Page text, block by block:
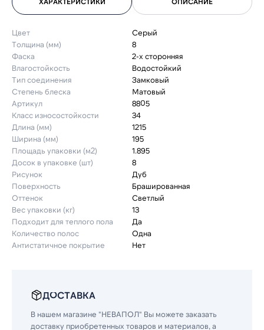
Цвет
Серый
Толщина (мм)
8
Фаска
2-х сторонняя
Влагостойкость
Водостойкий
Тип соединения
Замковый
Степень блеска
Матовый
Артикул
8805
Класс износостойкости
34
Длина (мм)
1215
Ширина (мм)
195
Площадь упаковки (м2)
1.895
Досок в упаковке (шт)
8
Рисунок
Дуб
Поверхность
Брашированная
Оттенок
Светлый
Вес упаковки (кг)
13
Подходит для теплого пола
Да
Количество полос
Одна
Антистатичное покрытие
Нет
ДОСТАВКА
В нашем магазине "НЕВАПОЛ" Вы можете заказать
доставку приобретенных товаров и материалов, а